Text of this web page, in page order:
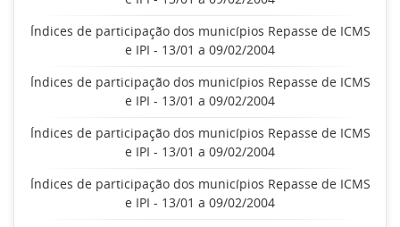
Índices de participação dos municípios Repasse de ICMS
e IPI - 13/01 a 09/02/2004
Índices de participação dos municípios Repasse de ICMS
e IPI - 13/01 a 09/02/2004
Índices de participação dos municípios Repasse de ICMS
e IPI - 13/01 a 09/02/2004
Índices de participação dos municípios Repasse de ICMS
e IPI - 13/01 a 09/02/2004